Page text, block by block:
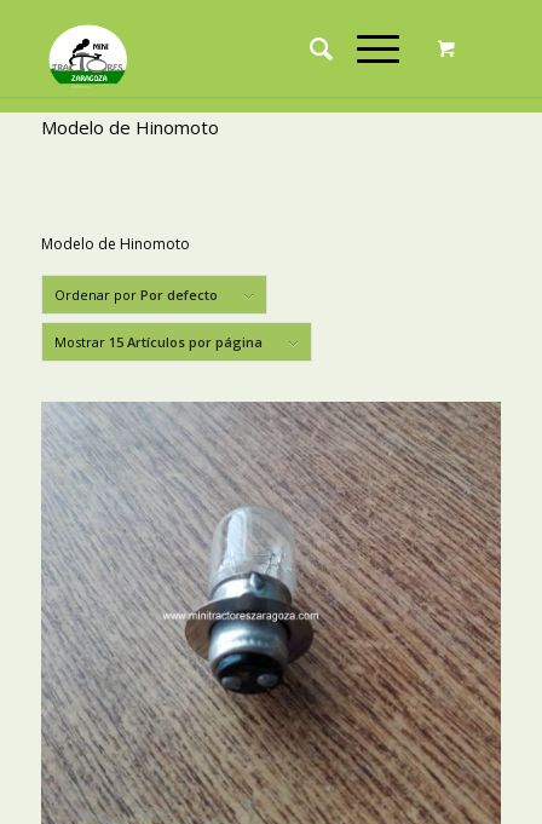
Modelo de Hinomoto
Modelo de Hinomoto
Ordenar por Por defecto
Mostrar 15 Artículos por página